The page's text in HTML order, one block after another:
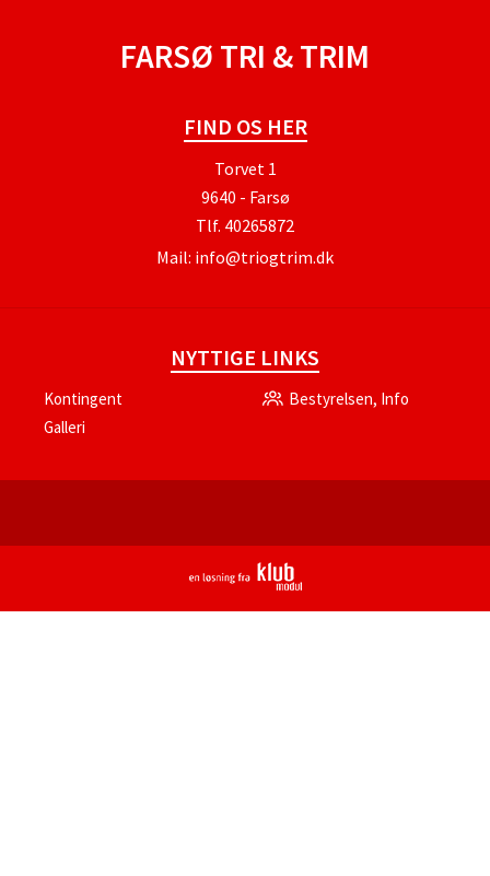
FARSØ TRI & TRIM
FIND OS HER
Torvet 1
9640 - Farsø
Tlf. 40265872
Mail: info@triogtrim.dk
NYTTIGE LINKS
Kontingent
Bestyrelsen, Info
Galleri